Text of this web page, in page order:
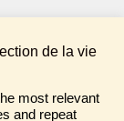
un
de la vie
most relevant
and repeat